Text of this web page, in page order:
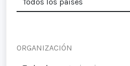
ORGANIZACIÓN